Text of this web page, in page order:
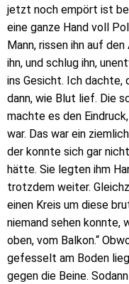
jetzt noch empört ist
eine ganze Hand voll
Mann, rissen ihn auf
ihn, und schlug ihn,
ins Gesicht. Ich dachte,
dann, wie Blut lief. Die
machte es den
war. Das war ein
der konnte sich gar
hätte. Sie legten ihm
trotzdem weiter.
einen Kreis um diese
niemand sehen konnte,
oben, vom Balkon.“
gefesselt am Boden
gegen die Beine.